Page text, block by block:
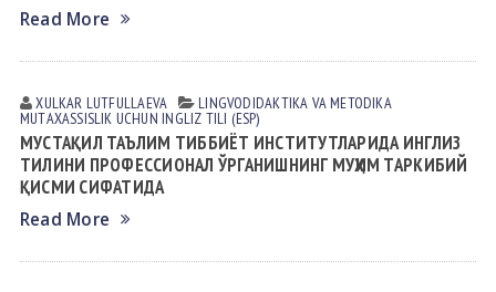
Read More
XULKAR LUTFULLАEVА LINGVODIDАKTIKА VА METODIKА
MUTАXАSSISLIK UCHUN INGLIZ TILI (ESP)
МУСТАҚИЛ ТАЪЛИМ ТИББИЁТ ИНСТИТУТЛАРИДА ИНГЛИЗ
ТИЛИНИ ПРОФЕССИОНАЛ ЎРГАНИШНИНГ МУҲИМ ТАРКИБИЙ
ҚИСМИ СИФАТИДА
Read More